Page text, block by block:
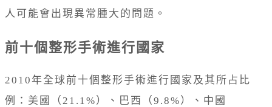
人可能會出現異常腫大的問題。
前十個整形手術進行國家
2010年全球前十個整形手術進行國家及其所占比
例：美國（21.1%）、巴西（9.8%）、中國